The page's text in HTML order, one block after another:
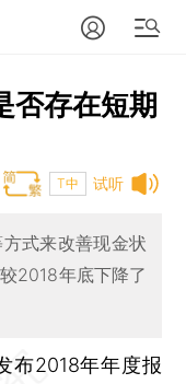
否存在短期
试听
T中
式来改善现金状
2018年底下降了
布2018年年度报